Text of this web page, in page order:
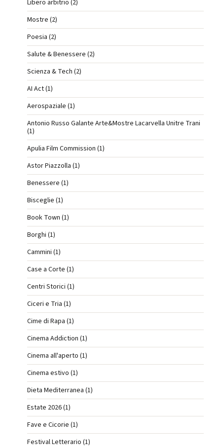
Libero arbitrio (2)
Mostre (2)
Poesia (2)
Salute & Benessere (2)
Scienza & Tech (2)
AI Act (1)
Aerospaziale (1)
Antonio Russo Galante Arte&Mostre Lacarvella Unitre Trani
(1)
Apulia Film Commission (1)
Astor Piazzolla (1)
Benessere (1)
Bisceglie (1)
Book Town (1)
Borghi (1)
Cammini (1)
Case a Corte (1)
Centri Storici (1)
Ciceri e Tria (1)
Cime di Rapa (1)
Cinema Addiction (1)
Cinema all'aperto (1)
Cinema estivo (1)
Dieta Mediterranea (1)
Estate 2026 (1)
Fave e Cicorie (1)
Festival Letterario (1)